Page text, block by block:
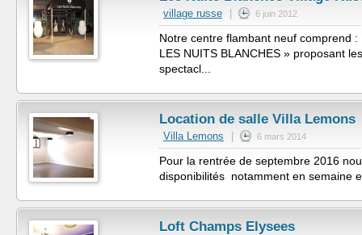
village russe 6 juin 2012
Notre centre flambant neuf comprend
LES NUITS BLANCHES » proposant
spectacl...
Location de salle Villa Lemons
Villa Lemons 6 mars 2014
Pour la rentrée de septembre 2016
disponibilités notamment en semaine
Loft Champs Elysees